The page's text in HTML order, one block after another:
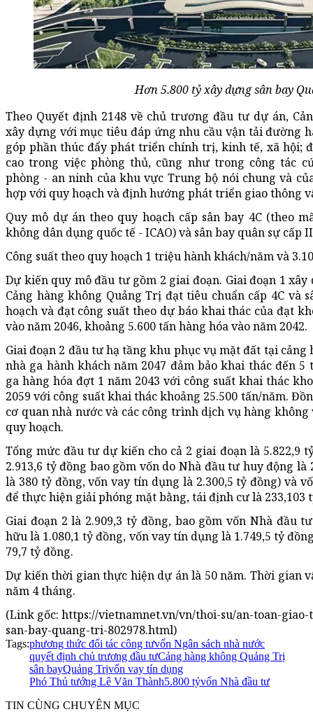
Hơn 5.800 tỷ xây dựng sân bay
Theo Quyết định 2148 về chủ trương đầu tư dự án,
xây dựng với mục tiêu đáp ứng nhu cầu vận tải đường
góp phần thúc đẩy phát triển chính trị, kinh tế, xã hội;
cao trong việc phòng thủ, cũng như trong công tác
phòng - an ninh của khu vực Trung bộ nói chung và
hợp với quy hoạch và định hướng phát triển giao thông
Quy mô dự án theo quy hoạch cấp sân bay 4C (theo
không dân dụng quốc tế - ICAO) và sân bay quân sự cấp
Công suất theo quy hoạch 1 triệu hành khách/năm và
Dự kiến quy mô đầu tư gồm 2 giai đoạn. Giai đoạn 1
Cảng hàng không Quảng Trị đạt tiêu chuẩn cấp 4C và
hoạch và đạt công suất theo dự báo khai thác của đạt
vào năm 2046, khoảng 5.600 tấn hàng hóa vào năm 2042.
Giai đoạn 2 đầu tư hạ tầng khu phục vụ mặt đất tại cảng
nhà ga hành khách năm 2047 đảm bảo khai thác đến
ga hàng hóa đợt 1 năm 2043 với công suất khai thác
2059 với công suất khai thác khoảng 25.500 tấn/năm.
cơ quan nhà nước và các công trình dịch vụ hàng
quy hoạch.
Tổng mức đầu tư dự kiến cho cả 2 giai đoạn là 5.822,9
2.913,6 tỷ đồng bao gồm vốn do Nhà đầu tư huy động là
là 380 tỷ đồng, vốn vay tín dụng là 2.300,5 tỷ đồng) và
để thực hiện giải phóng mặt bằng, tái định cư là 233,103
Giai đoạn 2 là 2.909,3 tỷ đồng, bao gồm vốn Nhà đầu
hữu là 1.080,1 tỷ đồng, vốn vay tín dụng là 1.749,5 tỷ
79,7 tỷ đồng.
Dự kiến thời gian thực hiện dự án là 50 năm. Thời gian
năm 4 tháng.
(Link gốc: https://vietnamnet.vn/vn/thoi-su/an-toan-
san-bay-quang-tri-802978.html)
Tags:phương thức đối tác công tưvốn Ngân sách nhà nước
quyết định chủ trương đầu tưCảng hàng không Quảng Trị
sân bayQuảng Trịvốn vay tín dụng
Phó Thủ tướng Lê Văn Thành5.800 tỷvốn Nhà đầu tư
TIN CÙNG CHUYÊN MỤC